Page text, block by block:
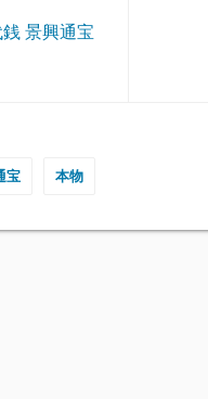
景興通宝
宝 本物